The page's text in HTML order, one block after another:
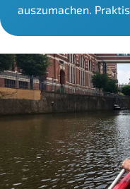
auszumachen.